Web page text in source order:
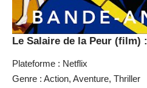
Le Salaire de la Peur (film) :
Plateforme : Netflix
Genre : Action, Aventure, Thriller